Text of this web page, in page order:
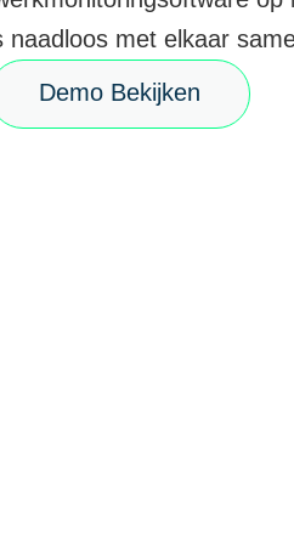
SALES DEMO
VERKOOP DEMO
SALES DEMO
naadloos met elkaar
Demo Bekijken